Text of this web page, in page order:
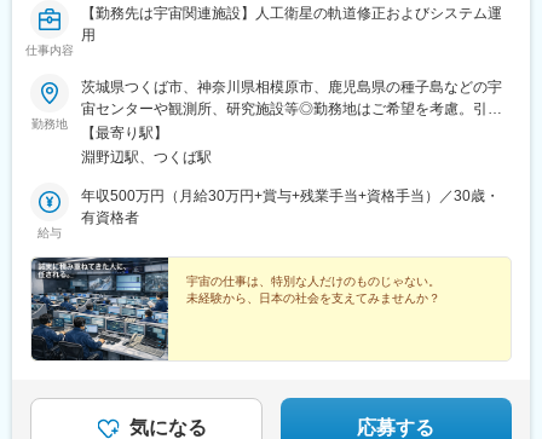
CADについては3ヶ月の研修で身に着け、その後はご自身が好き
な部品を選び、携われます!!
＜キャリアパス＞
技術を極め続ける道、後進育成に携わる道、マネジメントへの挑
戦など、エンジニア主導でキャリアを選択可能です。
■備品や資料の準備、メンバーのサポート
※いきなり難しいことはお任せしません。
■入社後の流れ
入社後はプロジェクト先へ配属となり、先輩がしっかりフォロ
ー。
最初はデータ入力や書類整理、日程確認、関係者への連絡（テン
慣れてきたらスケジュール調整やCADを用いての作図などへステ
ップアップできます。
できる環境です。
■組織構成
20代～50代まで幅広い年代の社員が在籍し、未経験からスタート
した社員も多数活躍しています。
■安心して働けるキャリア設計
当社では、あなたの「得意」や「理想の働き方」に合わせて、"最
仕事内容
【勤務先は宇宙関連施設】人工衛星の軌道修正およびシステム運
用
勤務地
茨城県つくば市、神奈川県相模原市、鹿児島県の種子島などの宇
宙センターや観測所、研究施設等◎勤務地はご希望を考慮。引越
費用は弊社が負担します。◎車通勤も可能です！★U・Iターン支
援あり！引っ越し費用や礼金も会社が全額負担します。好きな地
く働きたい方も大歓迎♪【勤務地】茨城県つくば市（最寄駅：つく
ば駅）神奈川県相模原市（最寄駅：淵野辺駅）鹿児島県熊毛郡南
煙）
【最寄り駅】
淵野辺駅、つくば駅
給与
年収500万円（月給30万円+賞与+残業手当+資格手当）／30歳・
有資格者
宇宙の仕事は、特別な人だけのものじゃない。
未経験から、日本の社会を支えてみませんか？
気になる 応募する